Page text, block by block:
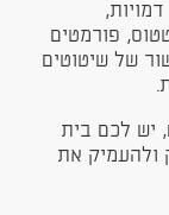
פורמטים
של שיטוטים
יש לכם בית
ולהעמיק את